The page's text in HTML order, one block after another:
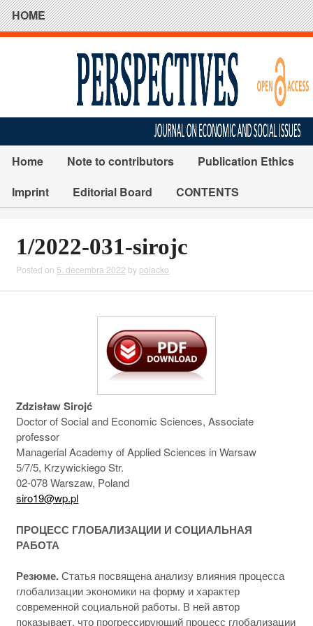
HOME
Home Note to contributors
Publication Ethics
Imprint
Editorial Board CONTENTS
1/2022-031-sirojc
Posted on 5. decembra 2022 by polacko
Zdzisław Sirojć
Doctor of Social and Economic Sciences, Associate
professor
Managerial Academy of Applied Sciences in Warsaw
5/7/5, Krzywickiego Str.
02-078 Warszaw, Poland
siro19@wp.pl
ПРОЦЕСС ГЛОБАЛИЗАЦИИ И СОЦИАЛЬНАЯ
РАБОТА
Резюме.Статья посвящена анализу влияния процесса
глобализации экономики на форму и характер
современной социальной работы. В ней автор
показывает, что прогрессирующий процесс глобализации